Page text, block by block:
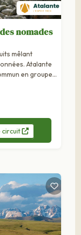
nomades
mêlant
Atalante
en groupe
circuit